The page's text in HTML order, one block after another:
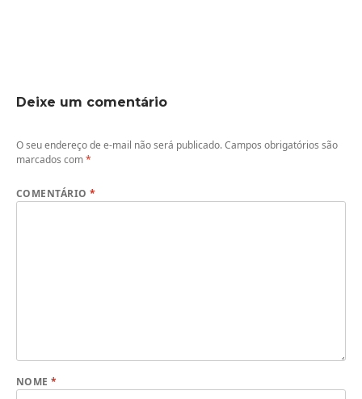
Deixe um comentário
O seu endereço de e-mail não será publicado.Campos obrigatórios são
marcados com*
COMENTÁRIO*
NOME*